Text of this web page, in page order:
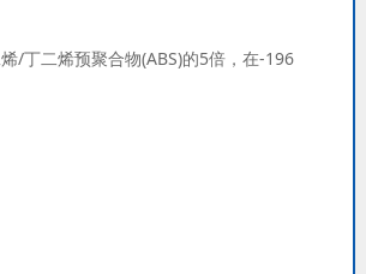
/丁二烯预聚合物(ABS)的5倍，在-196